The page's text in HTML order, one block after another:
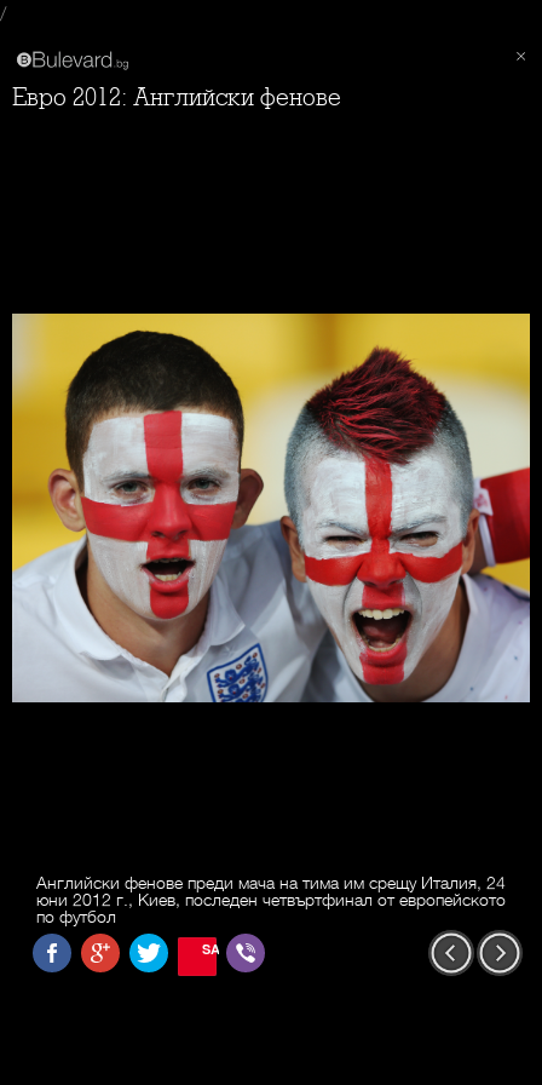
/
Евро 2012: Английски фенове
Английски фенове преди мача на тима им срещу Италия, 24
юни 2012 г., Киев, последен четвъртфинал от европейското
по футбол
SAVE